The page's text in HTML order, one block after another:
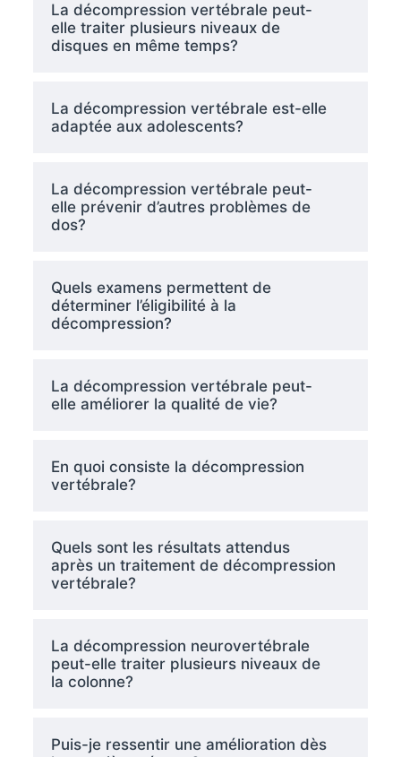
La décompression vertébrale peut-
elle traiter plusieurs niveaux de
disques en même temps?
La décompression vertébrale est-elle
adaptée aux adolescents?
La décompression vertébrale peut-
elle prévenir d’autres problèmes de
dos?
Quels examens permettent de
déterminer l’éligibilité à la
décompression?
La décompression vertébrale peut-
elle améliorer la qualité de vie?
En quoi consiste la décompression
vertébrale?
Quels sont les résultats attendus
après un traitement de décompression
vertébrale?
La décompression neurovertébrale
peut-elle traiter plusieurs niveaux de
la colonne?
Puis-je ressentir une amélioration dès